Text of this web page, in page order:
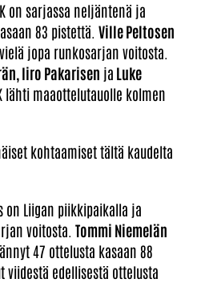
on sarjassa neljäntenä ja
83 pistettä. Ville Peltosen
jopa runkosarjan voitosta.
Iiro Pakarisen ja Luke
lähti maaottelutauolle kolmen
kohtaamiset tältä kaudelta
on Liigan piikkipaikalla ja
voitosta. Tommi Niemelän
47 ottelusta kasaan 88
viidestä edellisestä ottelusta